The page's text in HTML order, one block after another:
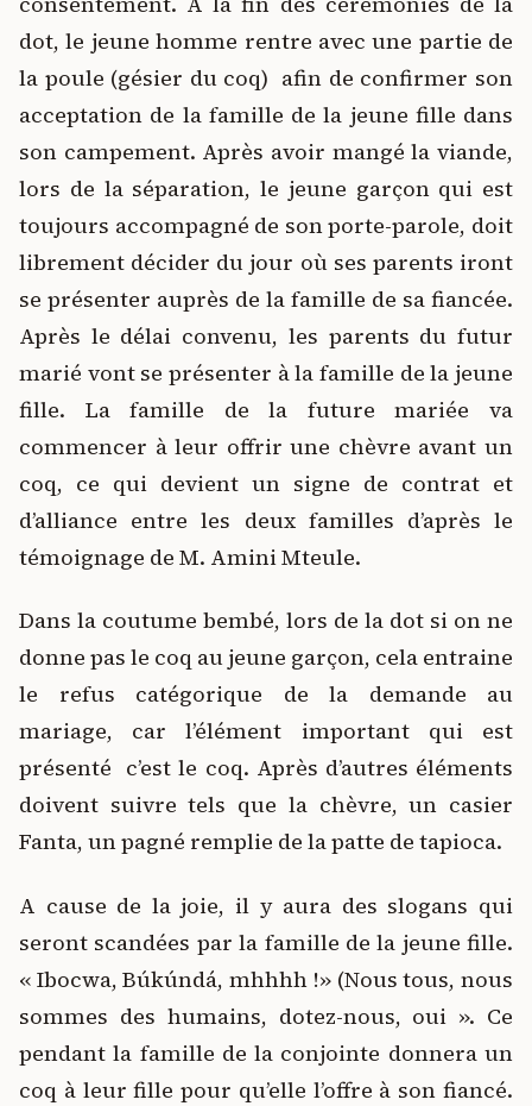
dot, le jeune homme rentre avec une partie de
la poule (gésier du coq) afin de confirmer son
acceptation de la famille de la jeune fille dans
son campement. Après avoir mangé la viande,
lors de la séparation, le jeune garçon qui est
toujours accompagné de son porte-parole, doit
librement décider du jour où ses parents iront
se présenter auprès de la famille de sa fiancée.
Après le délai convenu, les parents du futur
marié vont se présenter à la famille de la jeune
fille. La famille de la future mariée va
commencer à leur offrir une chèvre avant un
coq, ce qui devient un signe de contrat et
d’alliance entre les deux familles d’après le
témoignage de M. Amini Mteule.
Dans la coutume bembé, lors de la dot si on ne
donne pas le coq au jeune garçon, cela entraine
le refus catégorique de la demande au
mariage, car l’élément important qui est
présenté c’est le coq. Après d’autres éléments
doivent suivre tels que la chèvre, un casier
Fanta, un pagné remplie de la patte de tapioca.
A cause de la joie, il y aura des slogans qui
seront scandées par la famille de la jeune fille.
« Ibocwa, Búkúndá, mhhhh !» (Nous tous, nous
sommes des humains, dotez-nous, oui ». Ce
pendant la famille de la conjointe donnera un
coq à leur fille pour qu’elle l’offre à son fiancé.